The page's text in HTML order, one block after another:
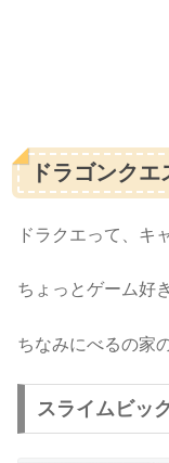
ドラゴンクエ
ドラクエって、キ
ちょっとゲーム好
ちなみにべるの家
スライムビッ